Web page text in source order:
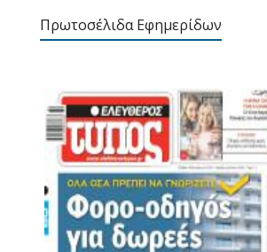
Πρωτοσέλιδα Εφημερίδων